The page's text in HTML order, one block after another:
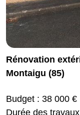
Rénovation
Montaigu (85)
Budget : 38 000 €
Durée des